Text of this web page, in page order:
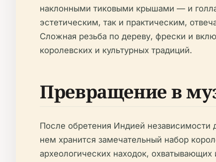
наклонными тиковыми крышами — и
эстетическим, так и практическим,
Сложная резьба по дереву, фрески и
королевских и культурных традиций.
Превращение в
После обретения Индией независимости
нем хранится замечательный набор
археологических находок,